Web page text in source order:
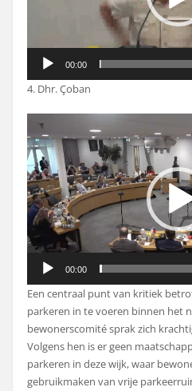
00:00
4. Dhr. Çoban
Videospeler
00:00
Een centraal punt van kritiek
parkeren in te voeren binnen het
bewonerscomité sprak zich
Volgens hen is er geen
parkeren in deze wijk, waar
gebruikmaken van vrije